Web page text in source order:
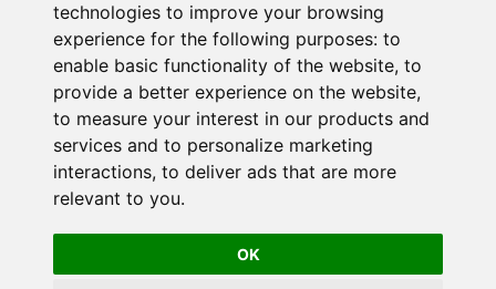
technologies to improve your browsing
experience for the following purposes: to
enable basic functionality of the website, to
provide a better experience on the website,
to measure your interest in our products and
services and to personalize marketing
interactions, to deliver ads that are more
relevant to you.
OK